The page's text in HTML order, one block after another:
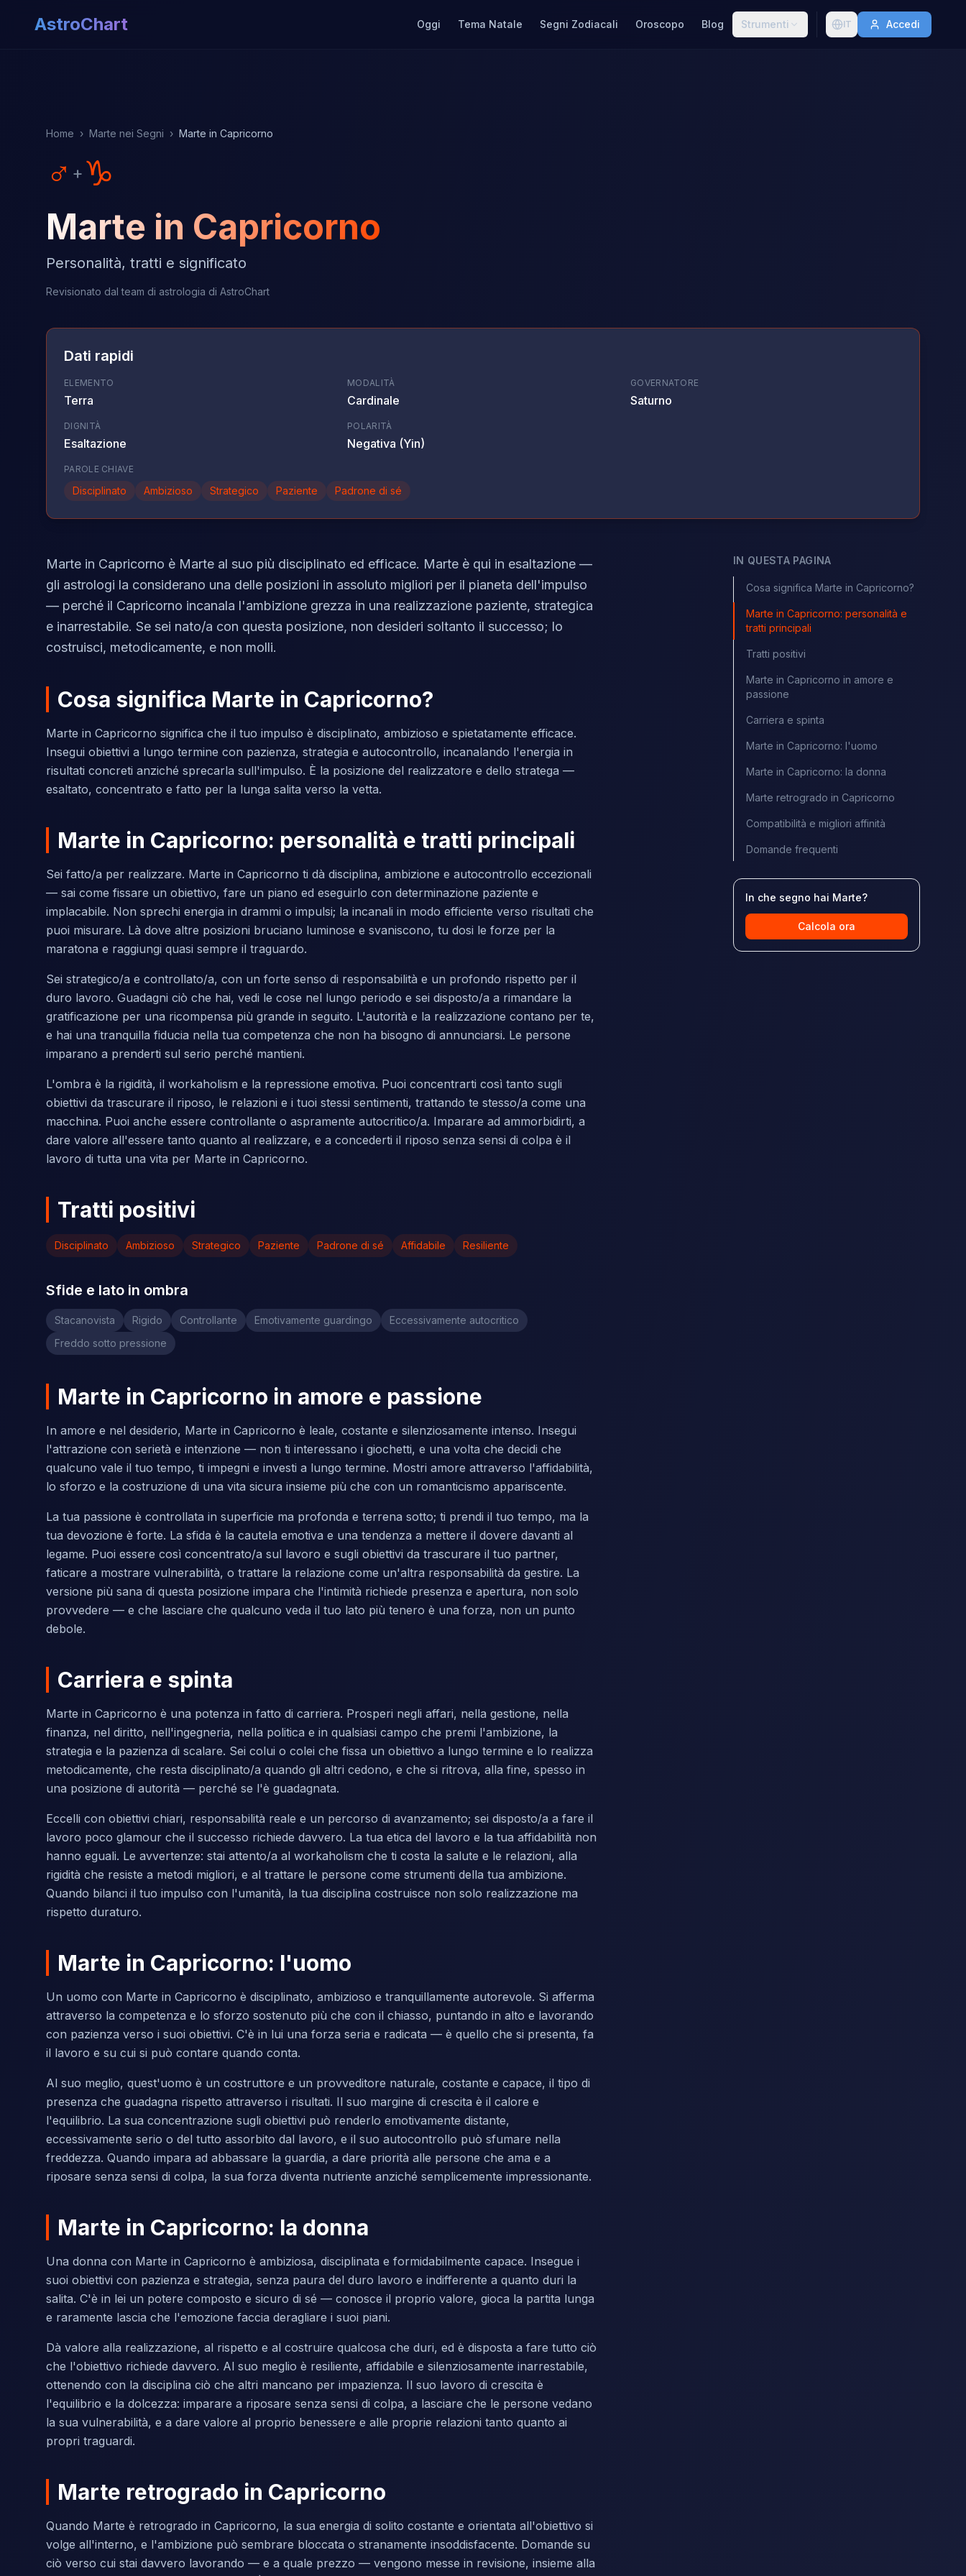
AstroChart Oggi Tema Natale Segni Zodiacali Oroscopo Blog Strumenti IT Accedi
Home › Marte nei Segni › Marte in Capricorno
♂ + ♑
Marte in Capricorno
Personalità, tratti e significato
Revisionato dal team di astrologia di AstroChart
Dati rapidi
ELEMENTO
Terra
MODALITÀ
Cardinale
GOVERNATORE
Saturno
DIGNITÀ
Esaltazione
POLARITÀ
Negativa (Yin)
PAROLE CHIAVE
Disciplinato Ambizioso Strategico Paziente Padrone di sé
Marte in Capricorno è Marte al suo più disciplinato ed efficace. Marte è qui in esaltazione —
gli astrologi la considerano una delle posizioni in assoluto migliori per il pianeta dell'impulso
— perché il Capricorno incanala l'ambizione grezza in una realizzazione paziente, strategica
e inarrestabile. Se sei nato/a con questa posizione, non desideri soltanto il successo; lo
costruisci, metodicamente, e non molli.
Cosa significa Marte in Capricorno?
Marte in Capricorno significa che il tuo impulso è disciplinato, ambizioso e spietatamente efficace.
Insegui obiettivi a lungo termine con pazienza, strategia e autocontrollo, incanalando l'energia in
risultati concreti anziché sprecarla sull'impulso. È la posizione del realizzatore e dello stratega —
esaltato, concentrato e fatto per la lunga salita verso la vetta.
Marte in Capricorno: personalità e tratti principali
Sei fatto/a per realizzare. Marte in Capricorno ti dà disciplina, ambizione e autocontrollo eccezionali
— sai come fissare un obiettivo, fare un piano ed eseguirlo con determinazione paziente e
implacabile. Non sprechi energia in drammi o impulsi; la incanali in modo efficiente verso risultati che
puoi misurare. Là dove altre posizioni bruciano luminose e svaniscono, tu dosi le forze per la
maratona e raggiungi quasi sempre il traguardo.
Sei strategico/a e controllato/a, con un forte senso di responsabilità e un profondo rispetto per il
duro lavoro. Guadagni ciò che hai, vedi le cose nel lungo periodo e sei disposto/a a rimandare la
gratificazione per una ricompensa più grande in seguito. L'autorità e la realizzazione contano per te,
e hai una tranquilla fiducia nella tua competenza che non ha bisogno di annunciarsi. Le persone
imparano a prenderti sul serio perché mantieni.
L'ombra è la rigidità, il workaholism e la repressione emotiva. Puoi concentrarti così tanto sugli
obiettivi da trascurare il riposo, le relazioni e i tuoi stessi sentimenti, trattando te stesso/a come una
macchina. Puoi anche essere controllante o aspramente autocritico/a. Imparare ad ammorbidirti, a
dare valore all'essere tanto quanto al realizzare, e a concederti il riposo senza sensi di colpa è il
lavoro di tutta una vita per Marte in Capricorno.
Tratti positivi
Disciplinato Ambizioso Strategico Paziente Padrone di sé Affidabile Resiliente
Sfide e lato in ombra
Stacanovista Rigido Controllante Emotivamente guardingo
Eccessivamente autocritico
Freddo sotto pressione
Marte in Capricorno in amore e passione
In amore e nel desiderio, Marte in Capricorno è leale, costante e silenziosamente intenso. Insegui
l'attrazione con serietà e intenzione — non ti interessano i giochetti, e una volta che decidi che
qualcuno vale il tuo tempo, ti impegni e investi a lungo termine. Mostri amore attraverso l'affidabilità,
lo sforzo e la costruzione di una vita sicura insieme più che con un romanticismo appariscente.
La tua passione è controllata in superficie ma profonda e terrena sotto; ti prendi il tuo tempo, ma la
tua devozione è forte. La sfida è la cautela emotiva e una tendenza a mettere il dovere davanti al
legame. Puoi essere così concentrato/a sul lavoro e sugli obiettivi da trascurare il tuo partner,
faticare a mostrare vulnerabilità, o trattare la relazione come un'altra responsabilità da gestire. La
versione più sana di questa posizione impara che l'intimità richiede presenza e apertura, non solo
provvedere — e che lasciare che qualcuno veda il tuo lato più tenero è una forza, non un punto
debole.
Carriera e spinta
Marte in Capricorno è una potenza in fatto di carriera. Prosperi negli affari, nella gestione, nella
finanza, nel diritto, nell'ingegneria, nella politica e in qualsiasi campo che premi l'ambizione, la
strategia e la pazienza di scalare. Sei colui o colei che fissa un obiettivo a lungo termine e lo realizza
metodicamente, che resta disciplinato/a quando gli altri cedono, e che si ritrova, alla fine, spesso in
una posizione di autorità — perché se l'è guadagnata.
Eccelli con obiettivi chiari, responsabilità reale e un percorso di avanzamento; sei disposto/a a fare il
lavoro poco glamour che il successo richiede davvero. La tua etica del lavoro e la tua affidabilità non
hanno eguali. Le avvertenze: stai attento/a al workaholism che ti costa la salute e le relazioni, alla
rigidità che resiste a metodi migliori, e al trattare le persone come strumenti della tua ambizione.
Quando bilanci il tuo impulso con l'umanità, la tua disciplina costruisce non solo realizzazione ma
rispetto duraturo.
Marte in Capricorno: l'uomo
Un uomo con Marte in Capricorno è disciplinato, ambizioso e tranquillamente autorevole. Si afferma
attraverso la competenza e lo sforzo sostenuto più che con il chiasso, puntando in alto e lavorando
con pazienza verso i suoi obiettivi. C'è in lui una forza seria e radicata — è quello che si presenta, fa
il lavoro e su cui si può contare quando conta.
Al suo meglio, quest'uomo è un costruttore e un provveditore naturale, costante e capace, il tipo di
presenza che guadagna rispetto attraverso i risultati. Il suo margine di crescita è il calore e
l'equilibrio. La sua concentrazione sugli obiettivi può renderlo emotivamente distante,
eccessivamente serio o del tutto assorbito dal lavoro, e il suo autocontrollo può sfumare nella
freddezza. Quando impara ad abbassare la guardia, a dare priorità alle persone che ama e a
riposare senza sensi di colpa, la sua forza diventa nutriente anziché semplicemente impressionante.
Marte in Capricorno: la donna
Una donna con Marte in Capricorno è ambiziosa, disciplinata e formidabilmente capace. Insegue i
suoi obiettivi con pazienza e strategia, senza paura del duro lavoro e indifferente a quanto duri la
salita. C'è in lei un potere composto e sicuro di sé — conosce il proprio valore, gioca la partita lunga
e raramente lascia che l'emozione faccia deragliare i suoi piani.
Dà valore alla realizzazione, al rispetto e al costruire qualcosa che duri, ed è disposta a fare tutto ciò
che l'obiettivo richiede davvero. Al suo meglio è resiliente, affidabile e silenziosamente inarrestabile,
ottenendo con la disciplina ciò che altri mancano per impazienza. Il suo lavoro di crescita è
l'equilibrio e la dolcezza: imparare a riposare senza sensi di colpa, a lasciare che le persone vedano
la sua vulnerabilità, e a dare valore al proprio benessere e alle proprie relazioni tanto quanto ai
propri traguardi.
Marte retrogrado in Capricorno
Quando Marte è retrogrado in Capricorno, la sua energia di solito costante e orientata all'obiettivo si
volge all'interno, e l'ambizione può sembrare bloccata o stranamente insoddisfacente. Domande su
ciò verso cui stai davvero lavorando — e a quale prezzo — vengono messe in revisione, insieme alla
IN QUESTA PAGINA
Cosa significa Marte in Capricorno?
Marte in Capricorno: personalità e
tratti principali
Tratti positivi
Marte in Capricorno in amore e
passione
Carriera e spinta
Marte in Capricorno: l'uomo
Marte in Capricorno: la donna
Marte retrogrado in Capricorno
Compatibilità e migliori affinità
Domande frequenti
In che segno hai Marte?
Calcola ora